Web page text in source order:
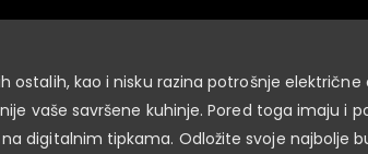
ostalih, kao i nisku razina potrošnje električne
vaše savršene kuhinje. Pored toga imaju i
digitalnim tipkama. Odložite svoje najbolje